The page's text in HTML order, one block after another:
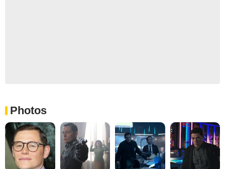
Photos